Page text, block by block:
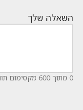
השאלה שלך
0 מתוך 600 מקסימום תווים